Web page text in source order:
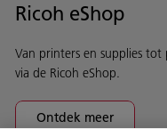
Ricoh eShop
Van printers en supplies tot
via de Ricoh eShop.
Ontdek meer